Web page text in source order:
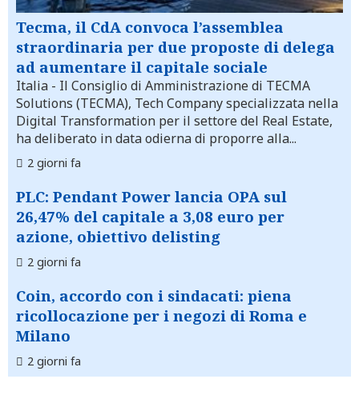
Tecma, il CdA convoca l’assemblea
straordinaria per due proposte di delega
ad aumentare il capitale sociale
Italia - Il Consiglio di Amministrazione di TECMA
Solutions (TECMA), Tech Company specializzata nella
Digital Transformation per il settore del Real Estate,
ha deliberato in data odierna di proporre alla...
2 giorni fa
PLC: Pendant Power lancia OPA sul
26,47% del capitale a 3,08 euro per
azione, obiettivo delisting
2 giorni fa
Coin, accordo con i sindacati: piena
ricollocazione per i negozi di Roma e
Milano
2 giorni fa